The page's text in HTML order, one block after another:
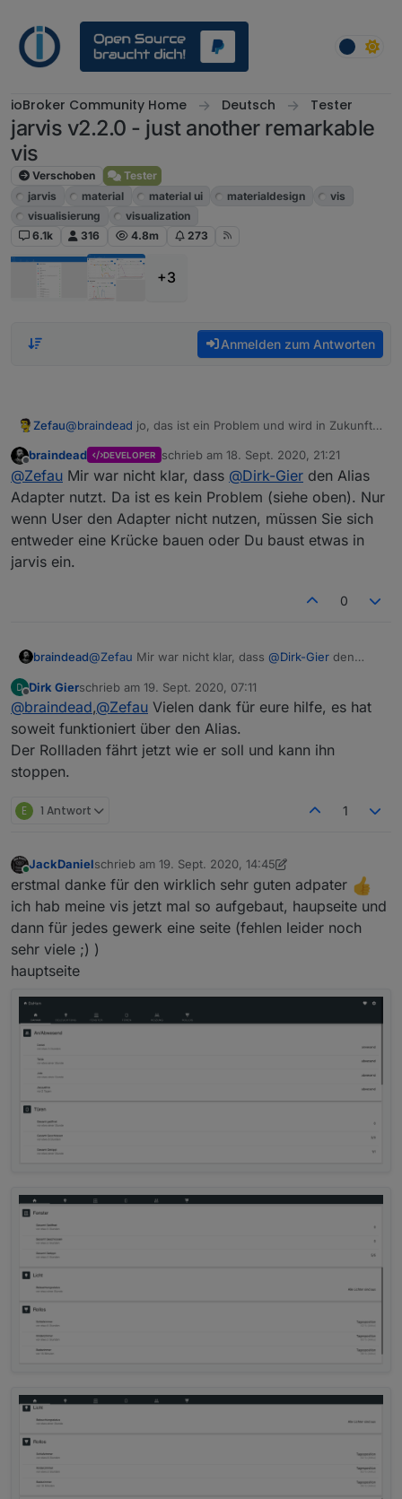
ioBroker Community Home Deutsch Tester
jarvis v2.2.0 - just another remarkable
vis
Verschoben
Tester
jarvis
material material ui materialdesign
vis
visualisierung
visualization
6.1k
316 4.8m 273
+3
Anmelden zum Antworten
Zefau@braindead jo, das ist ein Problem und wird in Zukunft
muss ich mir noch etwas überlegen, um es flexibler zu
gestalten.
Offline
braindead DEVELOPER schrieb am 18. Sept. 2020, 21:21
zuletzt editiert von
@Zefau Mir war nicht klar, dass @Dirk-Gier den Alias
Adapter nutzt. Da ist es kein Problem (siehe oben). Nur
wenn User den Adapter nicht nutzen, müssen Sie sich
entweder eine Krücke bauen oder Du baust etwas in
jarvis ein.
0
braindead@Zefau Mir war nicht klar, dass @Dirk-Gier den
oben). Nur wenn User den Adapter nicht nutzen,
müssen Sie sich entweder eine Krücke bauen oder
Du baust etwas in jarvis ein.
Offline
Dirk Gierschrieb am 19. Sept. 2020, 07:11
zuletzt editiert von
@braindead,@Zefau Vielen dank für eure hilfe, es hat
soweit funktioniert über den Alias.
Der Rollladen fährt jetzt wie er soll und kann ihn
stoppen.
E 1 Antwort 1
Online
JackDanielschrieb am 19. Sept. 2020, 14:45
zuletzt editiert von JackDaniel
erstmal danke für den wirklich sehr guten adpater
ich hab meine vis jetzt mal so aufgebaut, haupseite und
dann für jedes gewerk eine seite (fehlen leider noch
sehr viele ;) )
hauptseite